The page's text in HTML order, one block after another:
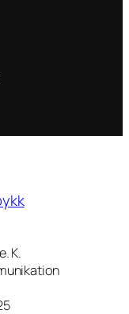
K.